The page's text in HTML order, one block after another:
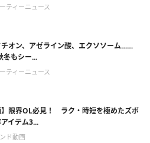
ティーニュース
オン、アゼライン酸、エクソソーム……
冬もシー...
ティーニュース
】限界OL必見！ ラク・時短を極めたズボ
イテム3...
ド動画